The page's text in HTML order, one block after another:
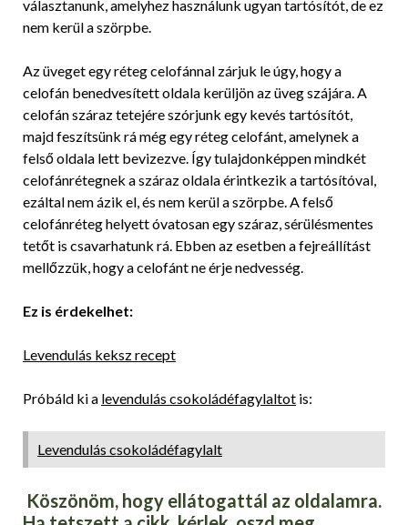
választanunk, amelyhez használunk ugyan tartósítót, de ez
nem kerül a szörpbe.
Az üveget egy réteg celofánnal zárjuk le úgy, hogy a
celofán benedvesített oldala kerüljön az üveg szájára. A
celofán száraz tetejére szórjunk egy kevés tartósítót,
majd feszítsünk rá még egy réteg celofánt, amelynek a
felső oldala lett bevizezve. Így tulajdonképpen mindkét
celofánrétegnek a száraz oldala érintkezik a tartósítóval,
ezáltal nem ázik el, és nem kerül a szörpbe. A felső
celofánréteg helyett óvatosan egy száraz, sérülésmentes
tetőt is csavarhatunk rá. Ebben az esetben a fejreállítást
mellőzzük, hogy a celofánt ne érje nedvesség.
Ez is érdekelhet:
Levendulás keksz recept
Próbáld ki a levendulás csokoládéfagylaltot is:
Levendulás csokoládéfagylalt
Köszönöm, hogy ellátogattál az oldalamra.